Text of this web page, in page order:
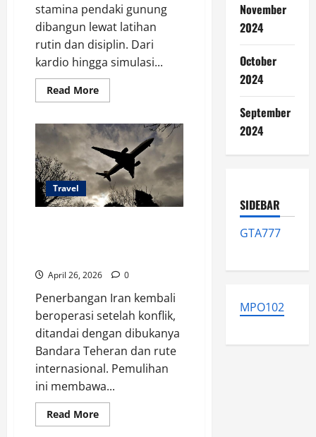
stamina pendaki gunung
dibangun lewat latihan
rutin dan disiplin. Dari
kardio hingga simulasi...
Read MoreRead
more
Furky
Syahroni
Jaga
Stamina
untuk
Pendaki
Gunung
Travel
April 26, 2026 0
Penerbangan Iran kembali
beroperasi setelah konflik,
ditandai dengan dibukanya
Bandara Teheran dan rute
internasional. Pemulihan
ini membawa...
Read MoreRead
more
November
2024
October
2024
September
2024
SIDEBAR
GTA777
MPO102